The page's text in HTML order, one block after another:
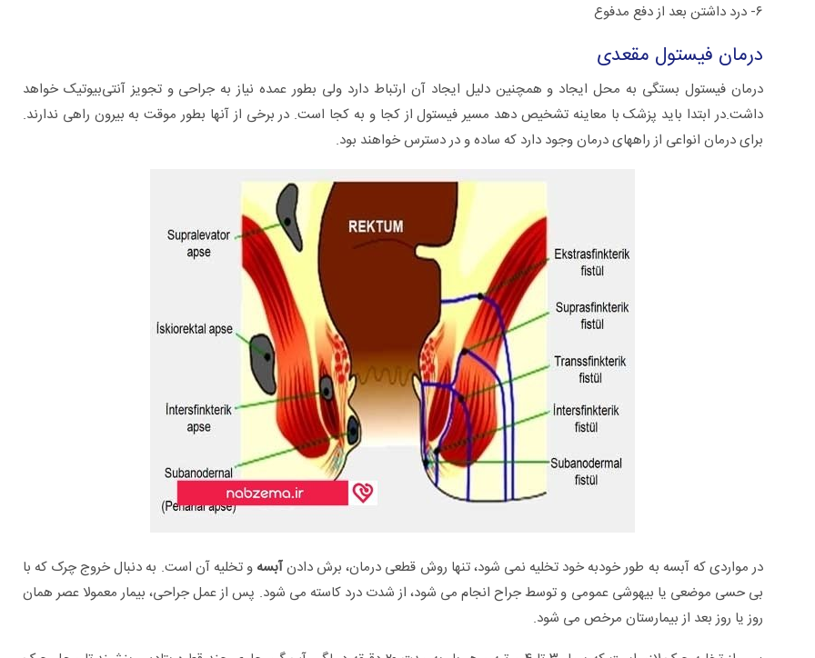
۶- درد داشتن بعد از دفع مدفوع
درمان فیستول مقعدی
درمان فیستول بستگی به محل ایجاد و همچنین دلیل ایجاد آن ارتباط دارد ولی بطور عمده نیاز به جراحی و تجویز آنتی‌بیوتیک خواهد
داشت.در ابتدا باید پزشک با معاینه تشخیص دهد مسیر فیستول از کجا و به کجا است. در برخی از آنها بطور موقت به بیرون راهی ندارند.
برای درمان انواعی از راههای درمان وجود دارد که ساده و در دسترس خواهند بود.
در مواردی که آبسه به طور خودبه خود تخلیه نمی شود، تنها روش قطعی درمان، برش دادنآبسه و تخلیه آن است. به دنبال خروج چرک که با
بی حسی موضعی یا بیهوشی عمومی و توسط جراح انجام می شود، از شدت درد کاسته می شود. پس از عمل جراحی، بیمار معمولا عصر همان
روز یا روز بعد از بیمارستان مرخص می شود.